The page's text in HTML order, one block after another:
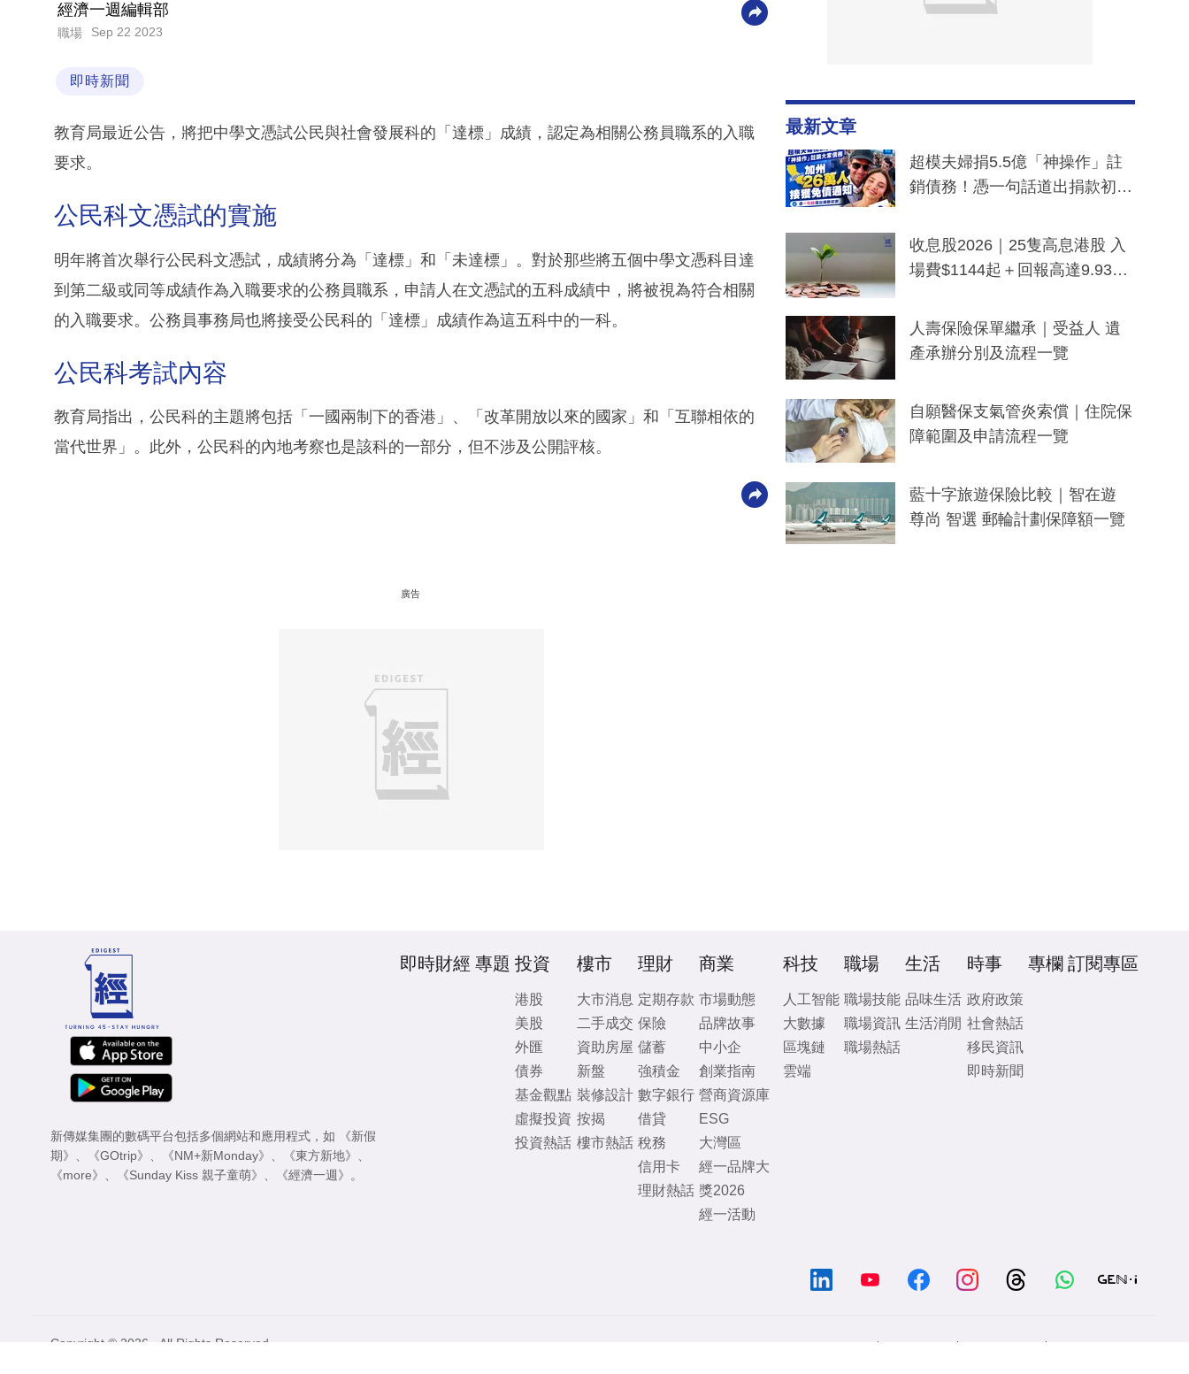
經濟一週編輯部
職場 Sep 22 2023
即時新聞
教育局最近公告，將把中學文憑試公民與社會發展科的「達標」成績，認定為相關公務員職系的入職
要求。
公民科文憑試的實施
明年將首次舉行公民科文憑試，成績將分為「達標」和「未達標」。對於那些將五個中學文憑科目達
到第二級或同等成績作為入職要求的公務員職系，申請人在文憑試的五科成績中，將被視為符合相關
的入職要求。公務員事務局也將接受公民科的「達標」成績作為這五科中的一科。
公民科考試內容
教育局指出，公民科的主題將包括「一國兩制下的香港」、「改革開放以來的國家」和「互聯相依的
當代世界」。此外，公民科的內地考察也是該科的一部分，但不涉及公開評核。
廣告
最新文章
超模夫婦捐5.5億「神操作」註
銷債務！憑一句話道出捐款初
一度被誤當詐騙手段
收息股2026｜25隻高息港股 入
場費$1144起＋回報高達9.93
人壽保險保單繼承｜受益人 遺
產承辦分別及流程一覽
自願醫保支氣管炎索償｜住院保
障範圍及申請流程一覽
藍十字旅遊保險比較｜智在遊
尊尚 智選 郵輪計劃保障額一覽
新傳媒集團的數碼平台包括多個網站和應用程式，如
《新假
期》 、 《GOtrip》 、 《NM+新Monday》 、 《東方新地》 、
《more》 、 《Sunday Kiss 親子童萌》 、 《經濟一週》 。
即時財經 專題 投資
港股
美股
外匯
債券
基金觀點
虛擬投資
投資熱話
樓市
大市消息
二手成交
資助房屋
新盤
裝修設計
按揭
樓市熱話
理財
定期存款
保險
儲蓄
強積金
數字銀行
借貸
稅務
信用卡
理財熱話
商業
市場動態
品牌故事
中小企
創業指南
營商資源庫
ESG
大灣區
經一品牌大
獎2026
經一活動
科技
人工智能
大數據
區塊鏈
雲端
職場
職場技能
職場資訊
職場熱話
生活
品味生活
生活消閒
時事
政府政策
社會熱話
移民資訊
即時新聞
專欄 訂閱專區
/ / /
Copyright © 2026 - All Rights Reserved